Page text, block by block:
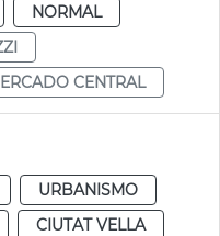
NORMAL
CENTRAL
URBANISMO
CIUTAT VELLA